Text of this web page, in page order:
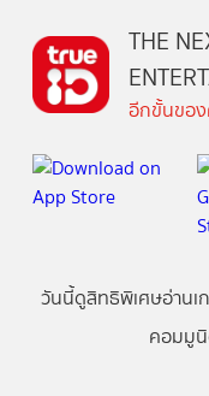
THE
อีกขั้นของ
วันนี้ดูสิทธิพิเศษอ่านเ
คอมมู